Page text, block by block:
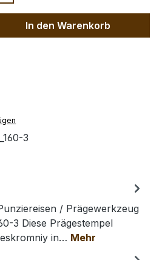
Gib den
In den Warenkorb
3
/ Prägewerkzeug
3 Diese Prägestempel
in… Mehr